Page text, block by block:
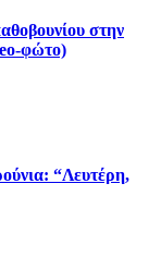
στην
φώτο)
“Λευτέρη,